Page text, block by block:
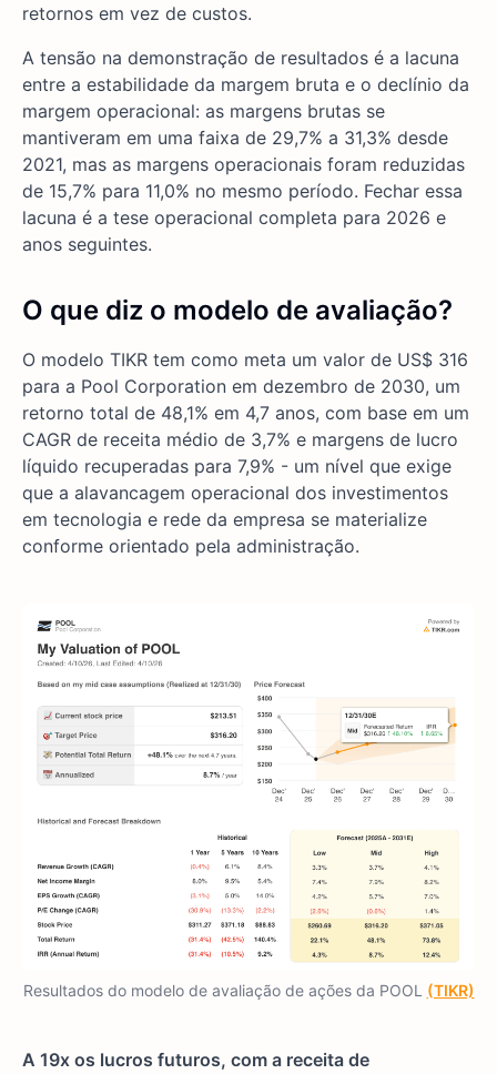
retornos em vez de custos.
A tensão na demonstração de resultados é a lacuna
entre a estabilidade da margem bruta e o declínio da
margem operacional: as margens brutas se
mantiveram em uma faixa de 29,7% a 31,3% desde
2021, mas as margens operacionais foram reduzidas
de 15,7% para 11,0% no mesmo período. Fechar essa
lacuna é a tese operacional completa para 2026 e
anos seguintes.
O que diz o modelo de avaliação?
O modelo TIKR tem como meta um valor de US$ 316
para a Pool Corporation em dezembro de 2030, um
retorno total de 48,1% em 4,7 anos, com base em um
CAGR de receita médio de 3,7% e margens de lucro
líquido recuperadas para 7,9% - um nível que exige
que a alavancagem operacional dos investimentos
em tecnologia e rede da empresa se materialize
conforme orientado pela administração.
Resultados do modelo de avaliação de ações da POOL (TIKR)
A 19x os lucros futuros, com a receita de